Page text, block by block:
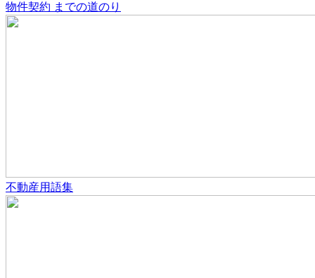
物件契約 までの道のり
不動産用語集